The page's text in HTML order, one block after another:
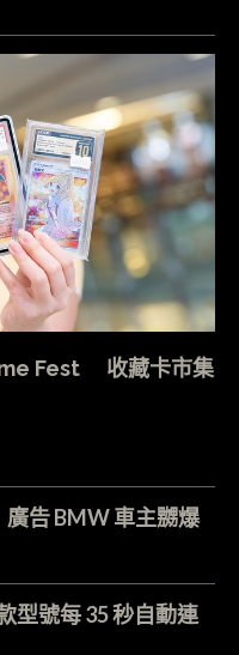
Fest 收藏卡市集
告 BMW 車主嬲爆
型號每 35 秒自動連